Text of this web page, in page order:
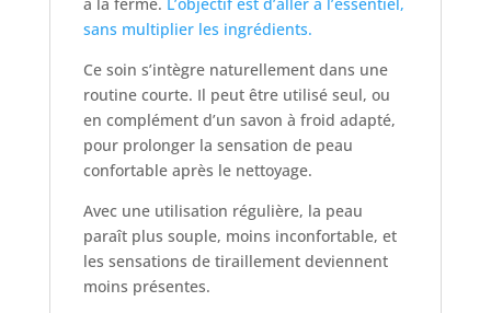
à la ferme. L’objectif est d’aller à l’essentiel,
sans multiplier les ingrédients.
Ce soin s’intègre naturellement dans une
routine courte. Il peut être utilisé seul, ou
en complément d’un savon à froid adapté,
pour prolonger la sensation de peau
confortable après le nettoyage.
Avec une utilisation régulière, la peau
paraît plus souple, moins inconfortable, et
les sensations de tiraillement deviennent
moins présentes.